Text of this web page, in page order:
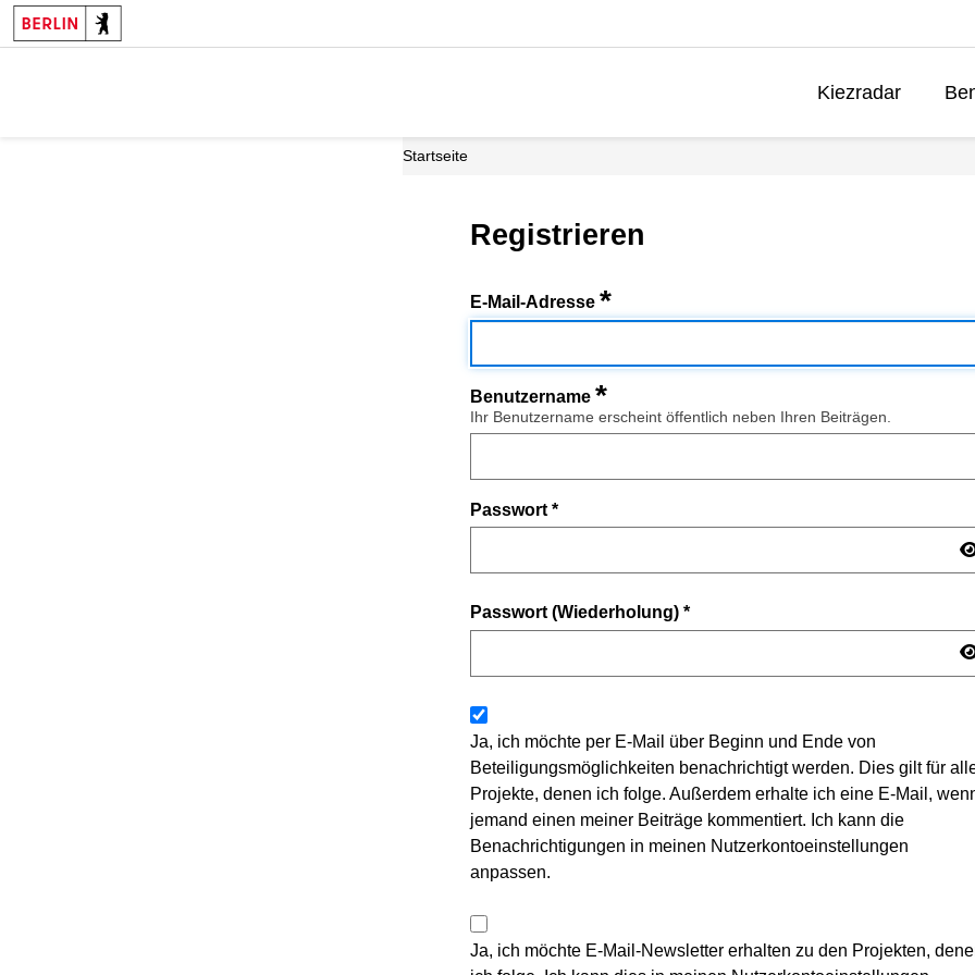
Kiezradar
Startseite
Registrieren
E-Mail-Adresse *
Benutzername *
Ihr Benutzername erscheint öffentlich neben Ihren Beiträgen.
Passwort *
Passwort (Wiederholung) *
Ja, ich möchte per E-Mail über Beginn und Ende von
Beteiligungsmöglichkeiten benachrichtigt werden. Dies gilt für
Projekte, denen ich folge. Außerdem erhalte ich eine E-Mail,
jemand einen meiner Beiträge kommentiert. Ich kann die
Benachrichtigungen in meinen Nutzerkontoeinstellungen
anpassen.
Ja, ich möchte E-Mail-Newsletter erhalten zu den Projekten,